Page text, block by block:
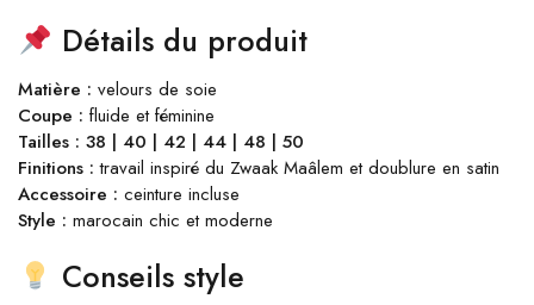
Détails du produit
Matière : velours de soie
Coupe : fluide et féminine
Tailles : 38 | 40 | 42 | 44 | 48 | 50
Finitions : travail inspiré du Zwaak Maâlem et doublure en satin
Accessoire : ceinture incluse
Style : marocain chic et moderne
Conseils style